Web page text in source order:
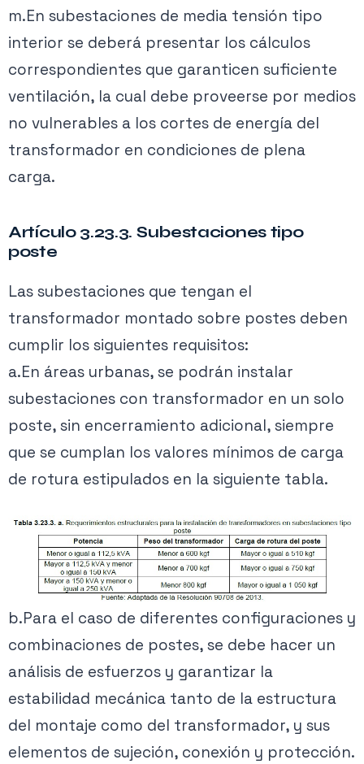
m.En subestaciones de media tensión tipo
interior se deberá presentar los cálculos
correspondientes que garanticen suficiente
ventilación, la cual debe proveerse por medios
no vulnerables a los cortes de energía del
transformador en condiciones de plena
carga.
Artículo 3.23.3. Subestaciones tipo
poste
Las subestaciones que tengan el
transformador montado sobre postes deben
cumplir los siguientes requisitos:
a.En áreas urbanas, se podrán instalar
subestaciones con transformador en un solo
poste, sin encerramiento adicional, siempre
que se cumplan los valores mínimos de carga
de rotura estipulados en la siguiente tabla.
b.Para el caso de diferentes configuraciones y
combinaciones de postes, se debe hacer un
análisis de esfuerzos y garantizar la
estabilidad mecánica tanto de la estructura
del montaje como del transformador, y sus
elementos de sujeción, conexión y protección.